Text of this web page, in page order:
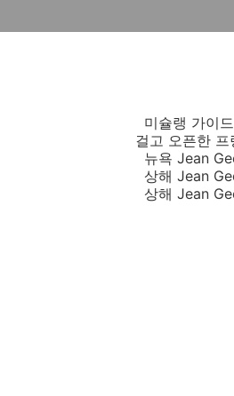
미슐랭 가이
걸고 오픈한
뉴욕 Jean
상해 Jean
상해 Jean